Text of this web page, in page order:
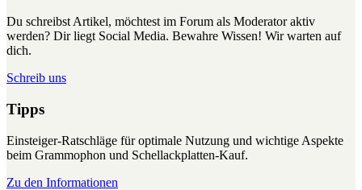
Du schreibst Artikel, möchtest im Forum als Moderator aktiv
werden? Dir liegt Social Media. Bewahre Wissen! Wir warten auf
dich.
Schreib uns
Tipps
Einsteiger-Ratschläge für optimale Nutzung und wichtige Aspekte
beim Grammophon und Schellackplatten-Kauf.
Zu den Informationen